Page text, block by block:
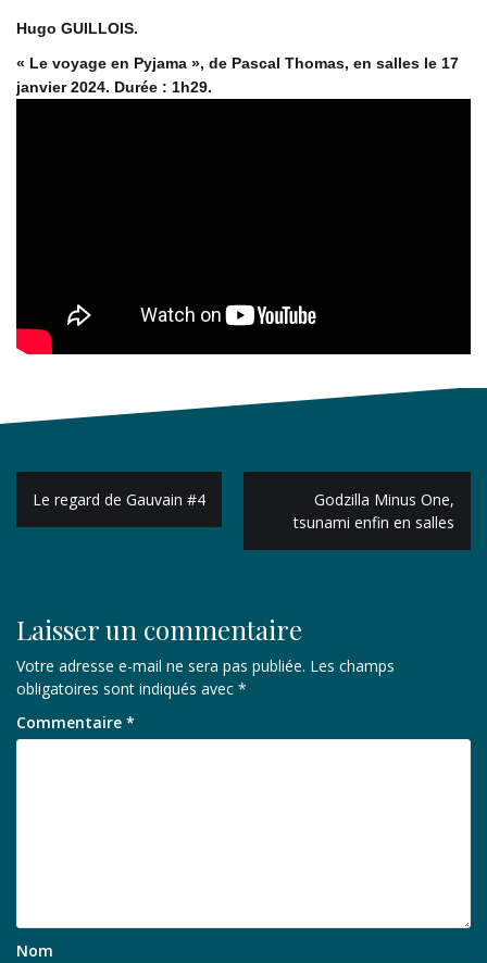
Hugo GUILLOIS.
« Le voyage en Pyjama », de Pascal Thomas, en salles le 17
janvier 2024. Durée : 1h29.
Navigation
de
Le regard de Gauvain #4
Godzilla Minus One,
tsunami enfin en salles
Laisser un commentaire
Votre adresse e-mail ne sera pas publiée. Les champs
obligatoires sont indiqués avec *
Commentaire *
Nom